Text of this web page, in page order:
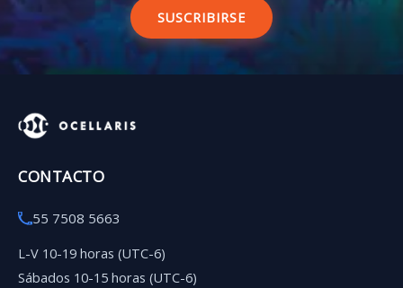
SUSCRIBIRSE
CONTACTO
55 7508 5663
L-V 10-19 horas (UTC-6)
Sábados 10-15 horas (UTC-6)